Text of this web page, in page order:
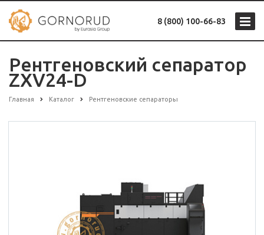
8 (800) 100-66-83
Рентгеновский сепаратор
ZXV24-D
Главная Каталог Рентгеновские сепараторы